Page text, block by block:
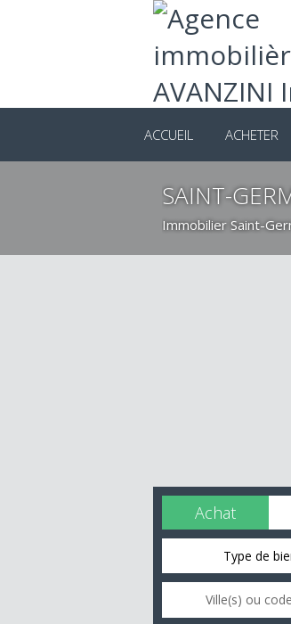
ACCUEIL ACHETER
SAINT-
Immobilier Saint-
Achat
Type de